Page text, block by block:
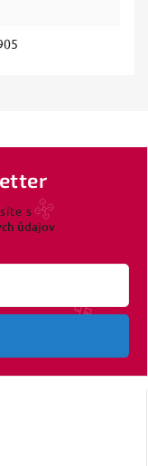
s
údajov